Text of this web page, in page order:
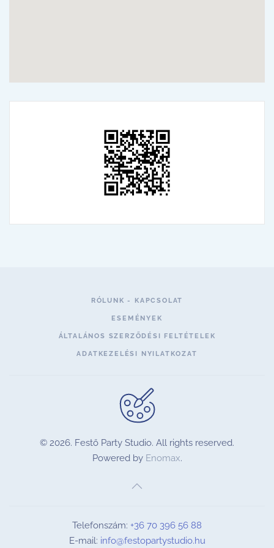
RÓLUNK - KAPCSOLAT
ESEMÉNYEK
ÁLTALÁNOS SZERZŐDÉSI FELTÉTELEK
ADATKEZELÉSI NYILATKOZAT
© 2026. Festő Party Studio. All rights reserved.
Powered by Enomax.
Telefonszám: +36 70 396 56 88
E-mail: info@festopartystudio.hu